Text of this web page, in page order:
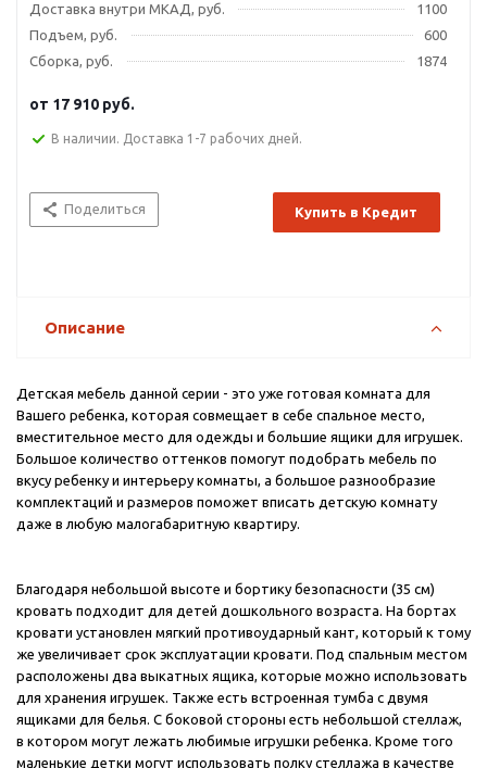
Доставка внутри МКАД, руб.
1100
Подъем, руб.
600
Сборка, руб.
1874
от 17 910 руб.
В наличии. Доставка 1-7 рабочих дней.
Поделиться Купить в Кредит
Описание
Детская мебель данной серии - это уже готовая комната для
Вашего ребенка, которая совмещает в себе спальное место,
вместительное место для одежды и большие ящики для игрушек.
Большое количество оттенков помогут подобрать мебель по
вкусу ребенку и интерьеру комнаты, а большое разнообразие
комплектаций и размеров поможет вписать детскую комнату
даже в любую малогабаритную квартиру.
Благодаря небольшой высоте и бортику безопасности (35 cм)
кровать подходит для детей дошкольного возраста. На бортах
кровати установлен мягкий противоударный кант, который к тому
же увеличивает срок эксплуатации кровати. Под спальным местом
расположены два выкатных ящика, которые можно использовать
для хранения игрушек. Также есть встроенная тумба с двумя
ящиками для белья. С боковой стороны есть небольшой стеллаж,
в котором могут лежать любимые игрушки ребенка. Кроме того
маленькие детки могут использовать полку стеллажа в качестве